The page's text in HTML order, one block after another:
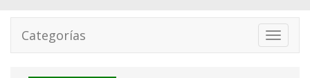
Toggle
Categorías